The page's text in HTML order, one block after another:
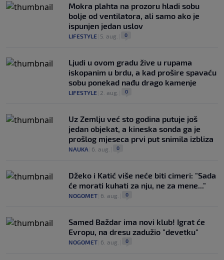
Mokra plahta na prozoru hladi sobu
bolje od ventilatora, ali samo ako je
ispunjen jedan uslov
LIFESTYLE 5. aug. 0
Ljudi u ovom gradu žive u rupama
iskopanim u brdu, a kad prošire spavaću
sobu ponekad nađu drago kamenje
LIFESTYLE 2. aug. 0
Uz Zemlju već sto godina putuje još
jedan objekat, a kineska sonda ga je
prošlog mjeseca prvi put snimila izbliza
NAUKA 6. aug. 0
Džeko i Katić više neće biti cimeri: "Sada
će morati kuhati za nju, ne za mene..."
NOGOMET 6. aug. 0
Samed Baždar ima novi klub! Igrat će
Evropu, na dresu zadužio "devetku"
NOGOMET 6. aug. 0